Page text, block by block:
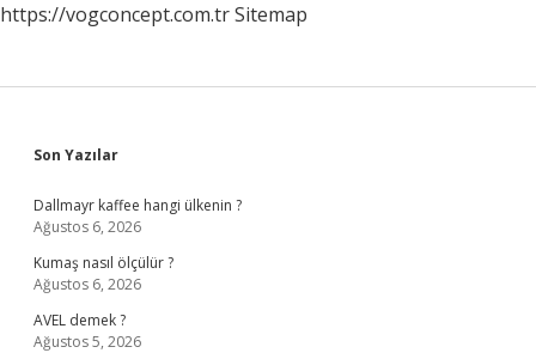
https://vogconcept.com.trSitemap
Sidebar
Son Yazılar
Dallmayr kaffee hangi ülkenin ?
Ağustos 6, 2026
Kumaş nasıl ölçülür ?
Ağustos 6, 2026
AVEL demek ?
Ağustos 5, 2026